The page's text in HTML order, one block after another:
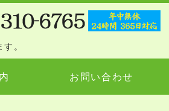
。
お問い合わせ